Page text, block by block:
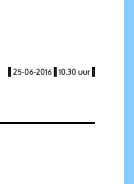
| 25-06-2016 | 10.30 uur |